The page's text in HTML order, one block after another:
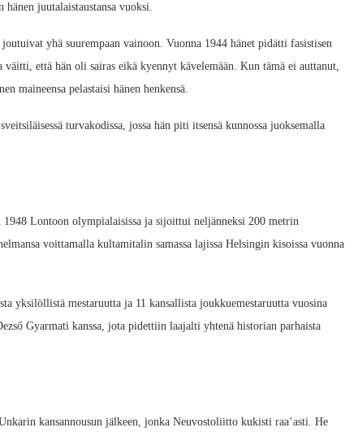
juutalaistaustansa vuoksi.
yhä suurempaan vainoon. Vuonna 1944 hänet pidätti fasistisen
että hän oli sairas eikä kyennyt kävelemään. Kun tämä ei auttanut,
maineensa pelastaisi hänen henkensä.
turvakodissa, jossa hän piti itsensä kunnossa juoksemalla
Lontoon olympialaisissa ja sijoittui neljänneksi 200 metrin
voittamalla kultamitalin samassa lajissa Helsingin kisoissa vuonna
yksilöllistä mestaruutta ja 11 kansallista joukkuemestaruutta vuosina
Gyarmati kanssa, jota pidettiin laajalti yhtenä historian parhaista
kansannousun jälkeen, jonka Neuvostoliitto kukisti raa’asti. He